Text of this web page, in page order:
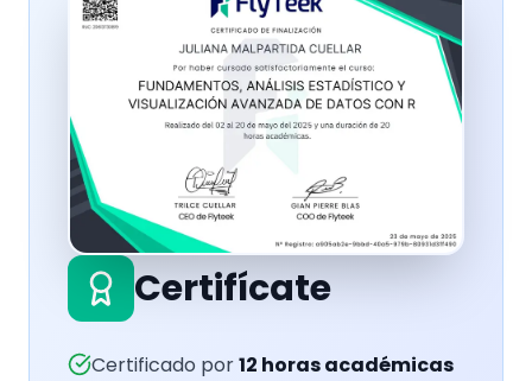
Certifícate
Certificado por12 horas académicas